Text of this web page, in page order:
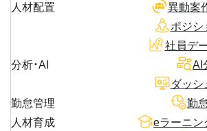
人材配置
異動案
ポジシ
分析・AI
社員デ
AI
ダッ
勤怠管理
勤
人材育成
eラーニン